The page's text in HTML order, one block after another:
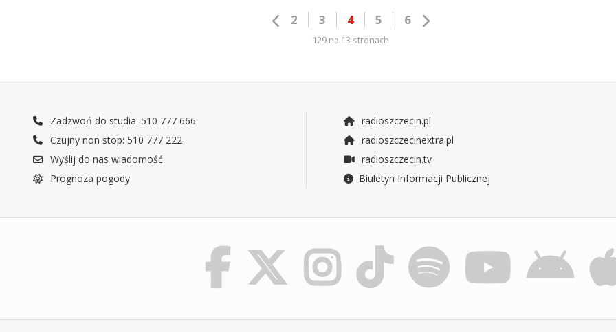
2 3 4 5 6
129 na 13 stronach
Zadzwoń do studia: 510 777 666
Czujny non stop: 510 777 222
Wyślij do nas wiadomość
Prognoza pogody
radioszczecin.pl
radioszczecinextra.pl
radioszczecin.tv
Biuletyn Informacji Publicznej